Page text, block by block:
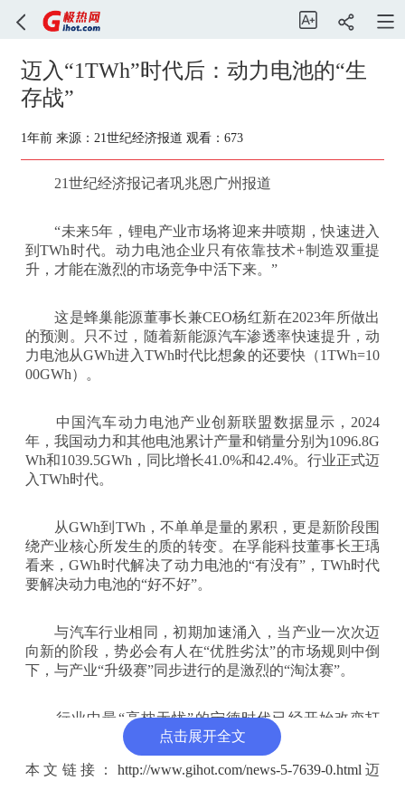
迈入“1TWh”时代后：动力电池的“生
存战”
1年前来源：21世纪经济报道 观看：673
21世纪经济报记者巩兆恩广州报道
“未来5年，锂电产业市场将迎来井喷期，快速进入
到TWh时代。动力电池企业只有依靠技术+制造双重提
升，才能在激烈的市场竞争中活下来。”
这是蜂巢能源董事长兼CEO杨红新在2023年所做出
的预测。只不过，随着新能源汽车渗透率快速提升，动
力电池从GWh进入TWh时代比想象的还要快（1TWh=10
00GWh）。
中国汽车动力电池产业创新联盟数据显示，2024
年，我国动力和其他电池累计产量和销量分别为1096.8G
Wh和1039.5GWh，同比增长41.0%和42.4%。行业正式迈
入TWh时代。
从GWh到TWh，不单单是量的累积，更是新阶段围
绕产业核心所发生的质的转变。在孚能科技董事长王瑀
看来，GWh时代解决了动力电池的“有没有”，TWh时代
要解决动力电池的“好不好”。
与汽车行业相同，初期加速涌入，当产业一次次迈
向新的阶段，势必会有人在“优胜劣汰”的市场规则中倒
下，与产业“升级赛”同步进行的是激烈的“淘汰赛”。
行业中最“高枕无忧”的宁德时代已经开始改变打
法，将原本是工业品的动力电池赋予消费品的角色，在
C端市场寻求认知度，紧握主动权；更多二三线的电池
企业，还在仅有的份额、利润中寻找生存机会。
点击展开全文
本文链接： http://www.gihot.com/news-5-7639-0.html 迈